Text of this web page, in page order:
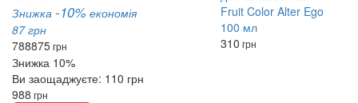
Знижка -10% економія
87 грн
788875грн 310 грн
Знижка 10%
Ви заощаджуєте: 110 грн
988 грн